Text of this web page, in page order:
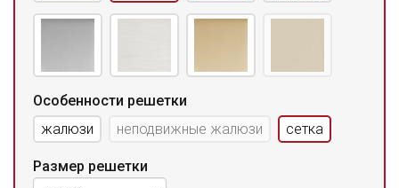
Особенности решетки
жалюзи
неподвижные жалюзи сетка
Размер решетки